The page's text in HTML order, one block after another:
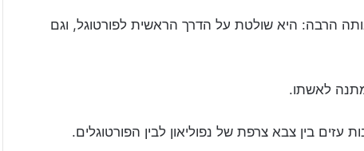
הרבה: היא שולטת על הדרך הראשית לפורטוגל, וגם